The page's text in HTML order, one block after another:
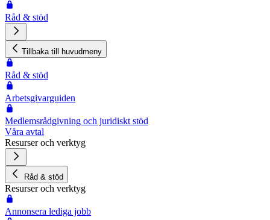
Råd & stöd
Tillbaka till huvudmeny
Råd & stöd
Arbetsgivarguiden
Medlemsrådgivning och juridiskt stöd
Våra avtal
Resurser och verktyg
Råd & stöd
Resurser och verktyg
Annonsera lediga jobb